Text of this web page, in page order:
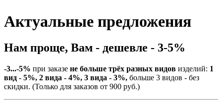
Актуальные предложения
Нам проще, Вам - дешевле - 3-5%
-3...-5% при заказе не больше трёх разных видов изделий: 1
вид - 5%, 2 вида - 4%, 3 вида - 3%, больше 3 видов - без
скидки. (Только для заказов от 900 руб.)